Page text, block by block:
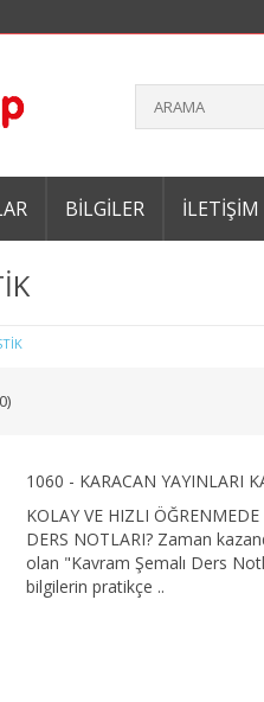
BILGILER İLETIŞIM
1060 - KARACAN YAYINLARI
KOLAY VE HIZLI
DERS NOTLARI? Zaman
olan "Kavram Şemalı Ders
bilgilerin pratikçe ..